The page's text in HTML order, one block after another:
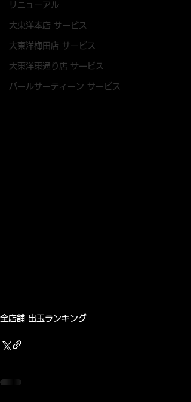
リニューアル
大東洋本店 サービス
大東洋梅田店 サービス
大東洋東通り店 サービス
パールサーティーン サービス
全店舗 出玉ランキング